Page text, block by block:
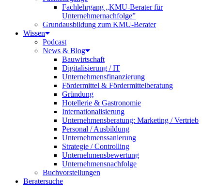
Fachlehrgang „KMU-Berater für
Unternehmernachfolge”
Grundausbildung zum KMU-Berater
Wissen
Podcast
News & Blog
Bauwirtschaft
Digitalisierung / IT
Unternehmensfinanzierung
Fördermittel & Fördermittelberatung
Gründung
Hotellerie & Gastronomie
Internationalisierung
Unternehmensberatung: Marketing / Vertrieb
Personal / Ausbildung
Unternehmenssanierung
Strategie / Controlling
Unternehmensbewertung
Unternehmensnachfolge
Buchvorstellungen
Beratersuche